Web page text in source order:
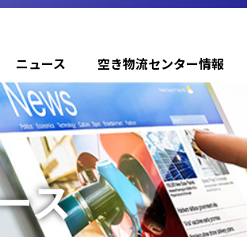
ニュース 空き物流センター情報
ス